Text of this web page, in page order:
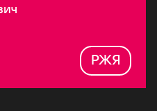
РЖЯ